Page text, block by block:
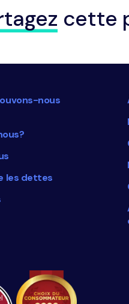
cette
nous
les dettes